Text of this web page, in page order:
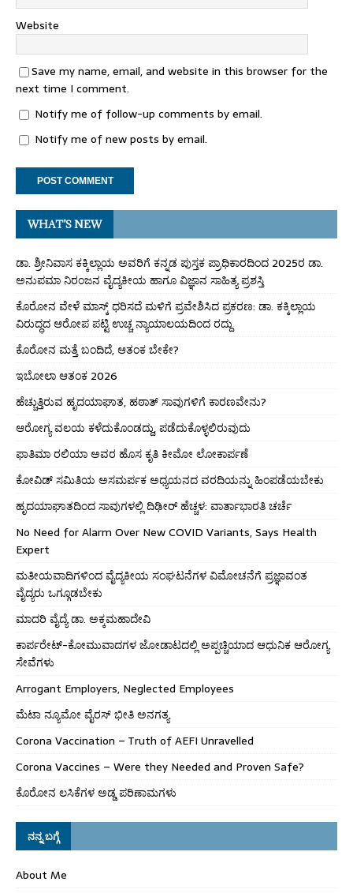
Website
Save my name, email, and website in this browser for the
next time I comment.
Notify me of follow-up comments by email.
Notify me of new posts by email.
WHAT’S NEW
ಡಾ. ಶ್ರೀನಿವಾಸ ಕಕ್ಕಿಲ್ಲಾಯ ಅವರಿಗೆ ಕನ್ನಡ ಪುಸ್ತಕ ಪ್ರಾಧಿಕಾರದಿಂದ 2025ರ ಡಾ.
ಅನುಪಮಾ ನಿರಂಜನ ವೈದ್ಯಕೀಯ ಹಾಗೂ ವಿಜ್ಞಾನ ಸಾಹಿತ್ಯ ಪ್ರಶಸ್ತಿ
ಕೊರೋನ ವೇಳೆ ಮಾಸ್ಕ್ ಧರಿಸದೆ ಮಳಿಗೆ ಪ್ರವೇಶಿಸಿದ ಪ್ರಕರಣ: ಡಾ. ಕಕ್ಕಿಲ್ಲಾಯ
ವಿರುದ್ಧದ ಆರೋಪ ಪಟ್ಟಿ ಉಚ್ಚ ನ್ಯಾಯಾಲಯದಿಂದ ರದ್ದು
ಕೊರೋನ ಮತ್ತೆ ಬಂದಿದೆ, ಆತಂಕ ಬೇಕೇ?
ಇಬೋಲಾ ಆತಂಕ 2026
ಹೆಚ್ಚುತ್ತಿರುವ ಹೃದಯಾಘಾತ, ಹಠಾತ್ ಸಾವುಗಳಿಗೆ ಕಾರಣವೇನು?
ಆರೋಗ್ಯ ವಲಯ ಕಳೆದುಕೊಂಡದ್ದು, ಪಡೆದುಕೊಳ್ಳಲಿರುವುದು
ಫಾತಿಮಾ ರಲಿಯಾ ಅವರ ಹೊಸ ಕೃತಿ ಕೀಮೋ ಲೋಕಾರ್ಪಣೆ
ಕೋವಿಡ್ ಸಮಿತಿಯ ಅಸಮರ್ಪಕ ಅಧ್ಯಯನದ ವರದಿಯನ್ನು ಹಿಂಪಡೆಯಬೇಕು
ಹೃದಯಾಘಾತದಿಂದ ಸಾವುಗಳಲ್ಲಿ ದಿಢೀರ್ ಹೆಚ್ಚಳ: ವಾರ್ತಾಭಾರತಿ ಚರ್ಚೆ
No Need for Alarm Over New COVID Variants, Says Health
Expert
ಮತೀಯವಾದಿಗಳಿಂದ ವೈದ್ಯಕೀಯ ಸಂಘಟನೆಗಳ ವಿಮೋಚನೆಗೆ ಪ್ರಜ್ಞಾವಂತ
ವೈದ್ಯರು ಒಗ್ಗೂಡಬೇಕು
ಮಾದರಿ ವೈದ್ಯೆ ಡಾ. ಅಕ್ಕಮಹಾದೇವಿ
ಕಾರ್ಪರೇಟ್-ಕೋಮುವಾದಗಳ ಜೋಡಾಟದಲ್ಲಿ ಅಪ್ಪಚ್ಚಿಯಾದ ಆಧುನಿಕ ಆರೋಗ್ಯ
ಸೇವೆಗಳು
Arrogant Employers, Neglected Employees
ಮೆಟಾ ನ್ಯೂಮೋ ವೈರಸ್ ಭೀತಿ ಅನಗತ್ಯ
Corona Vaccination – Truth of AEFI Unravelled
Corona Vaccines – Were they Needed and Proven Safe?
ಕೊರೋನ ಲಸಿಕೆಗಳ ಅಡ್ಡ ಪರಿಣಾಮಗಳು
ನನ್ನ ಬಗ್ಗೆ
About Me